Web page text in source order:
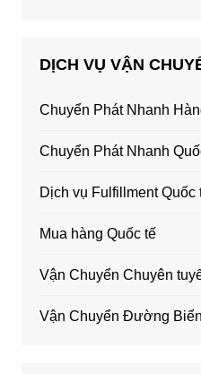
DỊCH VỤ VẬN
Chuyển Phát Nhanh
Chuyển Phát Nhanh
Dịch vụ Fulfillment Quốc
Mua hàng Quốc tế
Vận Chuyển Chuyên
Vận Chuyển Đường